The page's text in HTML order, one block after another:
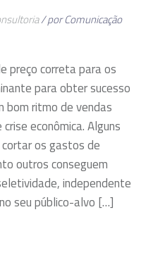
/ por Comunicação
preço correta para os
para obter sucesso
bom ritmo de vendas
econômica. Alguns
os gastos de
outros conseguem
independente
seu público-alvo […]